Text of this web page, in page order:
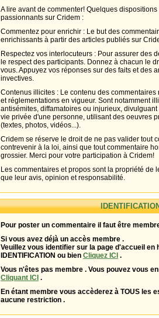
A lire avant de commenter! Quelques
passionnants sur Cridem :
Commentez pour enrichir : Le but des
enrichissants à partir des articles publiés sur
Respectez vos interlocuteurs : Pour assurer des
le respect des participants. Donnez à chacun le
vous. Appuyez vos réponses sur des faits et des
invectives.
Contenus illicites : Le contenu des
et réglementations en vigueur. Sont notamment
antisémites, diffamatoires ou injurieux,
vie privée d'une personne, utilisant des oeuvres
(textes, photos, vidéos...).
Cridem se réserve le droit de ne pas valider tout
contrevenir à la loi, ainsi que tout commentaire
grossier. Merci pour votre participation à Cridem!
Les commentaires et propos sont la propriété de
que leur avis, opinion et responsabilité.
Pour poster un commentaire il faut être
Si vous avez déjà un accès membre .
Veuillez vous identifier sur la page d'accueil en
IDENTIFICATION ou bien Cliquez ICI .
Vous n'êtes pas membre . Vous pouvez vous
Cliquant ICI .
En étant membre vous accèderez à TOUS les
aucune restriction .